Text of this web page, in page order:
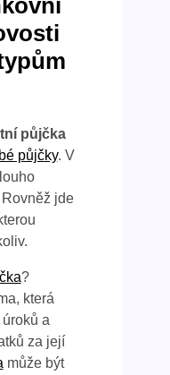
půjčka
půjčky. V
jde
?
která
a
za její
může být